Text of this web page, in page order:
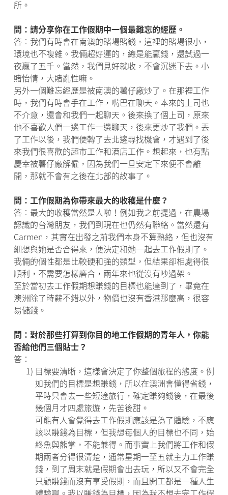
所。
問：請分享你在工作假期中一個最難忘的經歷。
答︰我們有時會在南澳的賭場賭錢，這裡的賭場很小，
環境也不複雜。我倆超好運的，總是能贏錢，還試過一
夜贏了五千。當然，我們見好就收，不會沉迷下去。小
賭怡情，大賭亂性嘛。
另外一個難忘經歷是被南澳的薯仔廠炒了。在那裡工作
時，我們有時會手在工作，嘴巴在聊天。本來的上司也
不介意，還會和我們一起聊天。後來換了個上司，原來
他不喜歡人們一邊工作一邊聊天，後來更炒了我們。丟
了工作以後，我們便轉了去北邊尋找機會，才遇到了後
來我們很喜歡的超市工作和酒店工作。想起來，也有點
慶幸被薯仔廠解僱，因為我們一旦安定下來便不會離
開，那就不會有之後在北部的故事了。
問：工作假期為你帶來最大的收穫是什麼？
答︰最大的收穫當然是人啦！例如我之前提過，在農場
認識的台灣朋友，我們到現在也仍然有聯絡。當然還有
Carmen，其實在出發之前我們本身不算熟絡，但也沒有
細想與她是否合得來，便決定和她一起去工作假期了。
我倆的個性都是比較硬和強的類型，但結果卻相處得很
順利，不需要怎樣磨合，兩年來也從沒有吵過架。
至於當初去工作假期想賺錢的目標也能達到了，畢竟在
澳洲除了時薪不錯以外，物價也沒有香港那麼高，很容
易儲錢。
問：對於那些打算到你目的地工作假期的青年人，你能
否給他們三個貼士？
答：
1) 目標要清晰，這樣會決定了你整個旅程的態度。例
如我們的目標是想賺錢，所以在澳洲會懂得省錢，
平時只會去一些短途旅行，確定賺夠錢後，在最後
幾個月才四處旅遊，先苦後甜。
可能有人會覺得去工作假期應該是為了體驗，不應
該以賺錢為目標，但我想每個人的目標也不同，始
終魚與熊掌，不能兼得。而事實上我們將工作和假
期兩者分得很清楚，通常星期一至五就主力工作賺
錢，到了周末就是假期會出去玩，所以又不會完全
只顧賺錢而沒有享受假期，而且開工都是一種人生